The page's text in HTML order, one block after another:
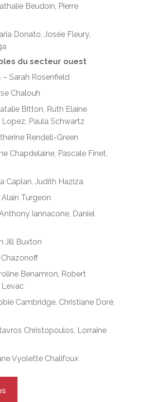
Beudoin, Pierre
Donato, Josée Fleury,
du secteur ouest
– Sarah Rosenfield
Chalouh
Bitton, Ruth Elaine
Lopez, Paula Schwartz
Rendell-Green
Chapdelaine, Pascale Finet,
Caplan, Judith Haziza
Turgeon
Iannacone, Daniel
Jill Buxton
Benamron, Robert
Levac
Cambridge, Christiane Doré,
Christopoulos, Lorraine
Vyolette Chalifoux